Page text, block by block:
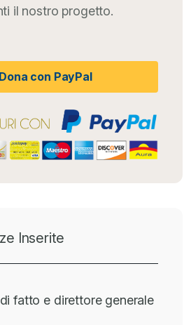
il nostro progetto.
Dona con PayPal
Inserite
fatto e direttore generale